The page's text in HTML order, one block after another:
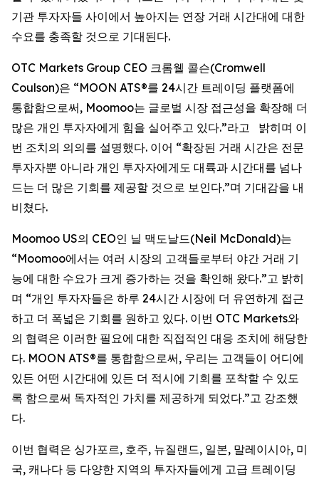
기관 투자자들 사이에서 높아지는 연장 거래 시간대에 대한
수요를 충족할 것으로 기대된다.
OTC Markets Group CEO 크롬웰 콜슨(Cromwell
Coulson)은 “MOON ATS®를 24시간 트레이딩 플랫폼에
통합함으로써, Moomoo는 글로벌 시장 접근성을 확장해 더
많은 개인 투자자에게 힘을 실어주고 있다.”라고 밝히며 이
번 조치의 의의를 설명했다. 이어 “확장된 거래 시간은 전문
투자자뿐 아니라 개인 투자자에게도 대륙과 시간대를 넘나
드는 더 많은 기회를 제공할 것으로 보인다.”며 기대감을 내
비쳤다.
Moomoo US의 CEO인 닐 맥도날드(Neil McDonald)는
“Moomoo에서는 여러 시장의 고객들로부터 야간 거래 기
능에 대한 수요가 크게 증가하는 것을 확인해 왔다.”고 밝히
며 “개인 투자자들은 하루 24시간 시장에 더 유연하게 접근
하고 더 폭넓은 기회를 원하고 있다. 이번 OTC Markets와
의 협력은 이러한 필요에 대한 직접적인 대응 조치에 해당한
다. MOON ATS®를 통합함으로써, 우리는 고객들이 어디에
있든 어떤 시간대에 있든 더 적시에 기회를 포착할 수 있도
록 함으로써 독자적인 가치를 제공하게 되었다.”고 강조했
다.
이번 협력은 싱가포르, 호주, 뉴질랜드, 일본, 말레이시아, 미
국, 캐나다 등 다양한 지역의 투자자들에게 고급 트레이딩